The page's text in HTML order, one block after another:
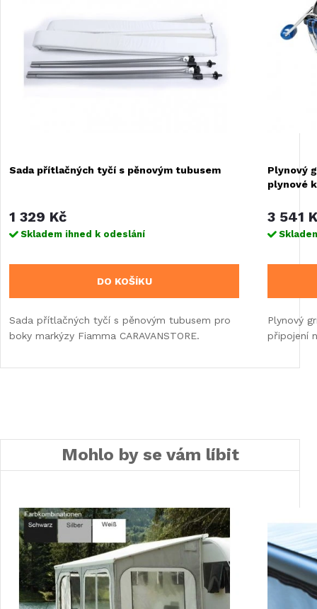
Sada přítlačných tyčí s pěnovým tubusem
1 329 Kč
Skladem ihned k odeslání
DO KOŠÍKU
Sada přítlačných tyčí s pěnovým tubusem pro
boky markýzy Fiamma CARAVANSTORE.
Plynový
plynové
3 541
Plynový
připojení
Mohlo by se vám líbit